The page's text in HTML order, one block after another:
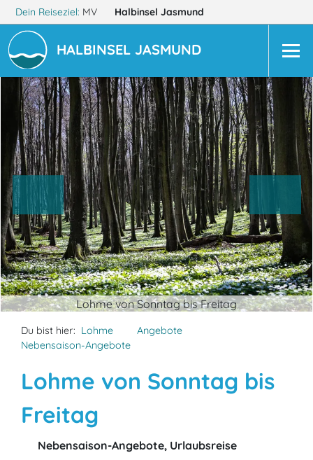
Dein Reiseziel: MV Halbinsel Jasmund
HALBINSEL JASMUND
Lohme von Sonntag bis Freitag
Du bist hier: Lohme
Angebote
Nebensaison-Angebote
Lohme von Sonntag bis
Freitag
Nebensaison-Angebote, Urlaubsreise